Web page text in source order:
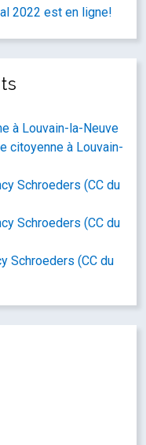
2022 est en ligne!
à Louvain-la-Neuve
citoyenne à Louvain-
Schroeders (CC du
Schroeders (CC du
Schroeders (CC du